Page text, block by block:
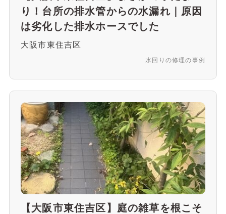
り！台所の排水管からの水漏れ｜原因
は劣化した排水ホースでした
大阪市東住吉区
水回りの修理の事例
【大阪市東住吉区】庭の雑草を根こそ